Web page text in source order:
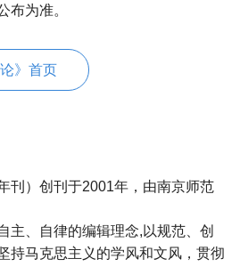
布为准。
》首页
刊）创刊于2001年，由南京师范
主、自律的编辑理念,以规范、创
持马克思主义的学风和文风，贯彻